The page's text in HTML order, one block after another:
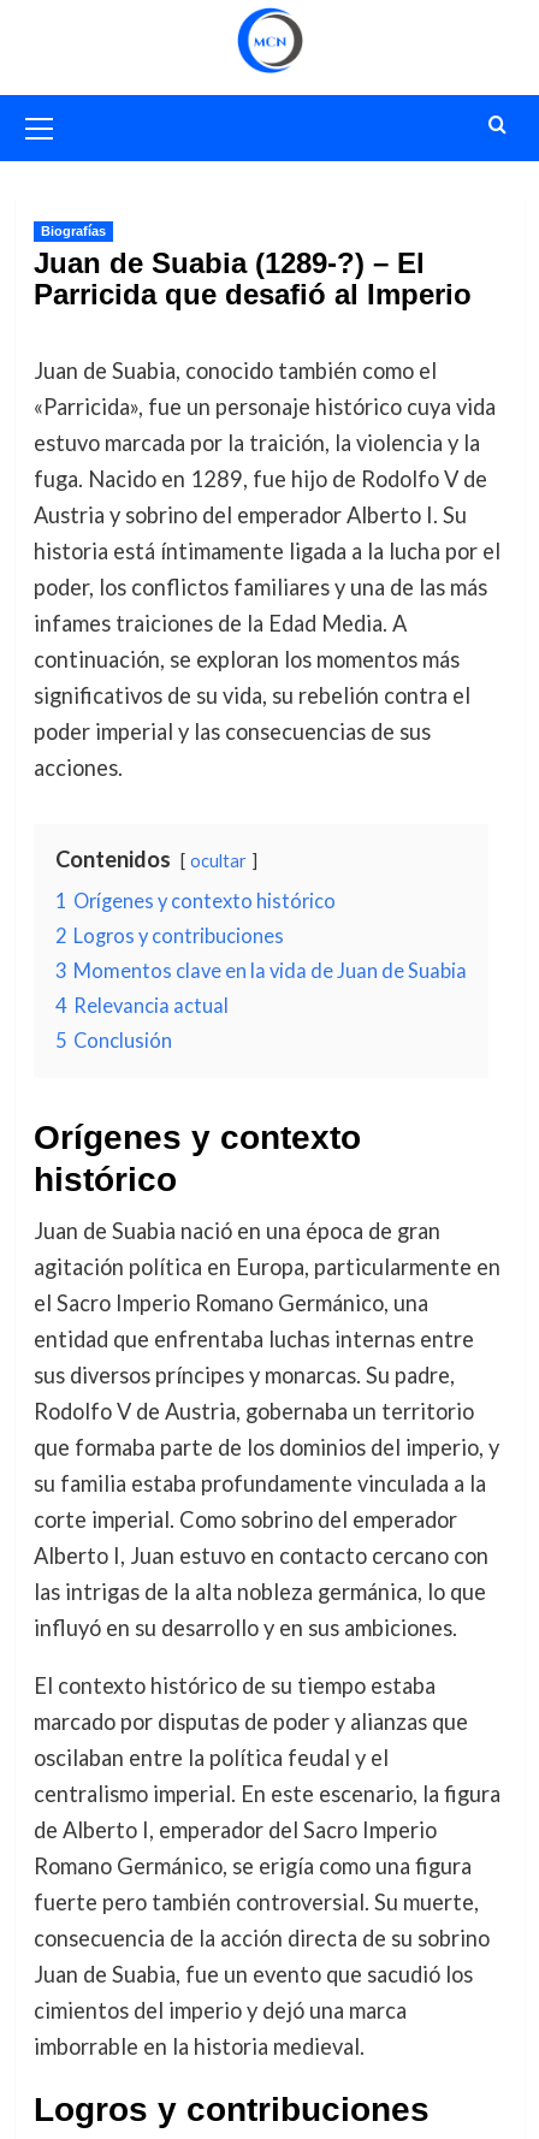
primario
Biografías
Juan de Suabia (1289-?) – El
Parricida que desafió al Imperio
Juan de Suabia, conocido también como el
«Parricida», fue un personaje histórico cuya vida
estuvo marcada por la traición, la violencia y la
fuga. Nacido en 1289, fue hijo de Rodolfo V de
Austria y sobrino del emperador Alberto I. Su
historia está íntimamente ligada a la lucha por el
poder, los conflictos familiares y una de las más
infames traiciones de la Edad Media. A
continuación, se exploran los momentos más
significativos de su vida, su rebelión contra el
poder imperial y las consecuencias de sus
acciones.
Contenidos ocultar
1 Orígenes y contexto histórico
2 Logros y contribuciones
3 Momentos clave en la vida de Juan de Suabia
4 Relevancia actual
5 Conclusión
Orígenes y contexto
histórico
Juan de Suabia nació en una época de gran
agitación política en Europa, particularmente en
el Sacro Imperio Romano Germánico, una
entidad que enfrentaba luchas internas entre
sus diversos príncipes y monarcas. Su padre,
Rodolfo V de Austria, gobernaba un territorio
que formaba parte de los dominios del imperio, y
su familia estaba profundamente vinculada a la
corte imperial. Como sobrino del emperador
Alberto I, Juan estuvo en contacto cercano con
las intrigas de la alta nobleza germánica, lo que
influyó en su desarrollo y en sus ambiciones.
El contexto histórico de su tiempo estaba
marcado por disputas de poder y alianzas que
oscilaban entre la política feudal y el
centralismo imperial. En este escenario, la figura
de Alberto I, emperador del Sacro Imperio
Romano Germánico, se erigía como una figura
fuerte pero también controversial. Su muerte,
consecuencia de la acción directa de su sobrino
Juan de Suabia, fue un evento que sacudió los
cimientos del imperio y dejó una marca
imborrable en la historia medieval.
Logros y contribuciones